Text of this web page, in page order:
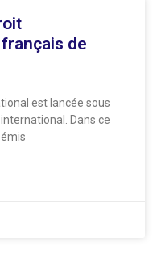
de
est lancée sous
Dans ce